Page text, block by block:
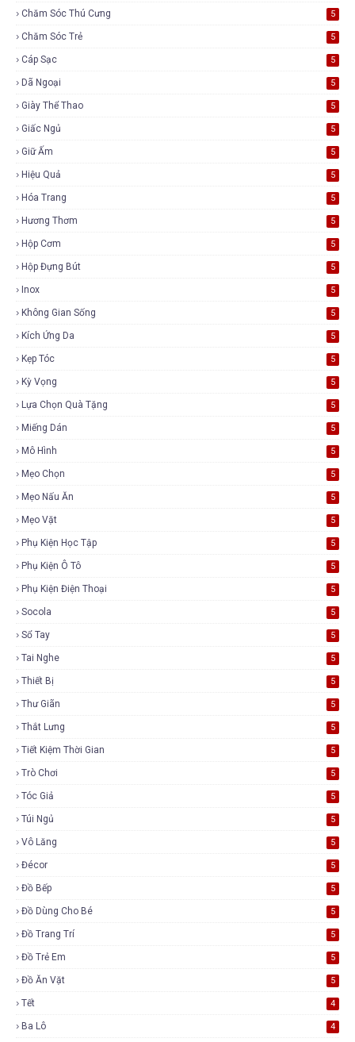
Chăm Sóc Thú Cưng 5
Chăm Sóc Trẻ 5
Cáp Sạc 5
Dã Ngoại 5
Giày Thể Thao 5
Giấc Ngủ 5
Giữ Ấm 5
Hiệu Quả 5
Hóa Trang 5
Hương Thơm 5
Hộp Cơm 5
Hộp Đựng Bút 5
Inox 5
Không Gian Sống 5
Kích Ứng Da 5
Kẹp Tóc 5
Kỳ Vọng 5
Lựa Chọn Quà Tặng 5
Miếng Dán 5
Mô Hình 5
Mẹo Chọn 5
Mẹo Nấu Ăn 5
Mẹo Vặt 5
Phụ Kiện Học Tập 5
Phụ Kiện Ô Tô 5
Phụ Kiện Điện Thoại 5
Socola 5
Sổ Tay 5
Tai Nghe 5
Thiết Bị 5
Thư Giãn 5
Thắt Lưng 5
Tiết Kiệm Thời Gian 5
Trò Chơi 5
Tóc Giả 5
Túi Ngủ 5
Vô Lăng 5
Đécor 5
Đồ Bếp 5
Đồ Dùng Cho Bé 5
Đồ Trang Trí 5
Đồ Trẻ Em 5
Đồ Ăn Vặt 5
Tết 4
Ba Lô 4